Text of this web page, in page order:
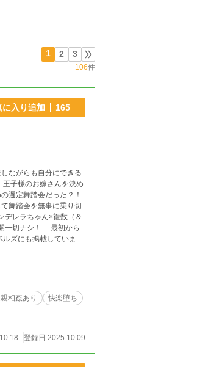
1 2 3
106件
に入り追加 165
ながらも自分にできる
子様のお嫁さんを決め
選定舞踏会だった？！
舞踏会を無事に乗り切
一切ナシ！ 最初から
相姦あり
快楽堕ち
登録日 2025.10.09